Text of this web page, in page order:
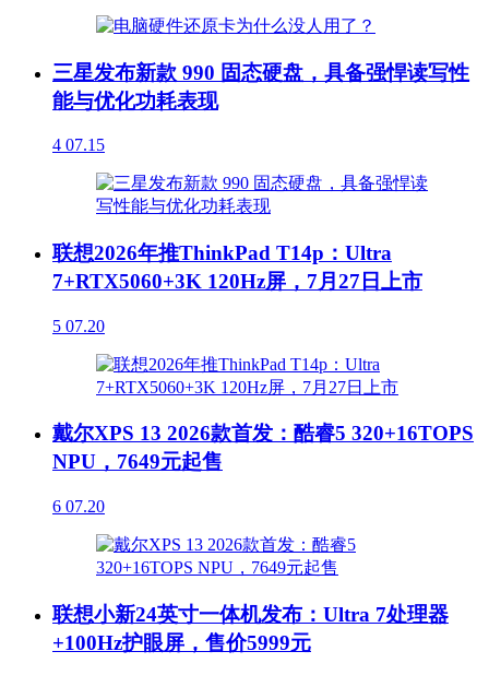
三星发布新款 990 固态硬盘，具备强悍读写性
能与优化功耗表现
4 07.15
联想2026年推ThinkPad T14p：Ultra
7+RTX5060+3K 120Hz屏，7月27日上市
5 07.20
戴尔XPS 13 2026款首发：酷睿5 320+16TOPS
NPU，7649元起售
6 07.20
联想小新24英寸一体机发布：Ultra 7处理器
+100Hz护眼屏，售价5999元